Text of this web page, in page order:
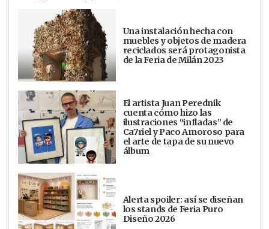
Una instalación hecha con
muebles y objetos de madera
reciclados será protagonista
de la Feria de Milán 2023
El artista Juan Perednik
cuenta cómo hizo las
ilustraciones “infladas” de
Ca7riel y Paco Amoroso para
el arte de tapa de su nuevo
álbum
Alerta spoiler: así se diseñan
los stands de Feria Puro
Diseño 2026